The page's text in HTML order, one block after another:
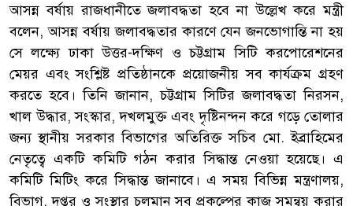
আসন্ন বর্ষায় রাজধানীতে জলাবদ্ধতা হবে না উল্লেখ করে মন্ত্রী
বলেন, আসন্ন বর্ষায় জলাবদ্ধতার কারণে যেন জনভোগান্তি না হয়
সে লক্ষ্যে ঢাকা উত্তর-দক্ষিণ ও চট্টগ্রাম সিটি করপোরেশনের
মেয়র এবং সংশ্লিষ্ট প্রতিষ্ঠানকে প্রয়োজনীয় সব কার্যক্রম গ্রহণ
করতে হবে। তিনি জানান, চট্টগ্রাম সিটির জলাবদ্ধতা নিরসন,
খাল উদ্ধার, সংস্কার, দখলমুক্ত এবং দৃষ্টিনন্দন করে গড়ে তোলার
জন্য স্থানীয় সরকার বিভাগের অতিরিক্ত সচিব মো. ইব্রাহিমের
নেতৃত্বে একটি কমিটি গঠন করার সিদ্ধান্ত নেওয়া হয়েছে। এ
কমিটি মিটিং করে সিদ্ধান্ত জানাবে। এ সময় বিভিন্ন মন্ত্রণালয়,
বিভাগ, দপ্তর ও সংস্থার চলমান সব প্রকল্পের কাজ সমন্বয় করার